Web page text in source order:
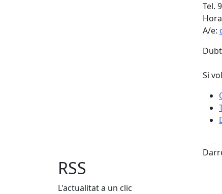
Tel.
A/e:
Si
RSS
L'actualitat a un clic